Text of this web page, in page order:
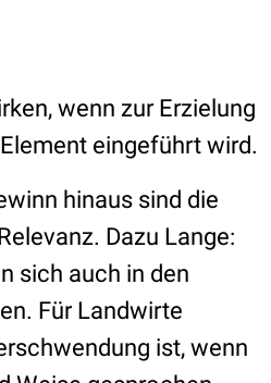
wenn zur Erzielung
eingeführt wird.
hinaus sind die
Dazu Lange:
sich auch in den
Für Landwirte
ist, wenn